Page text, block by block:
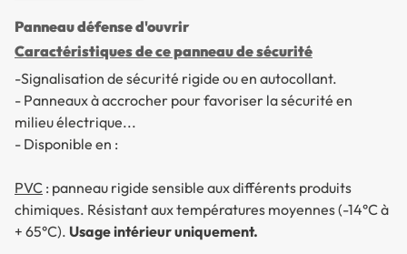
Panneau défense d'ouvrir
Caractéristiques de ce panneau de sécurité
-Signalisation de sécurité rigide ou en autocollant.
- Panneaux à accrocher pour favoriser la sécurité en
milieu électrique...
- Disponible en :
PVC : panneau rigide sensible aux différents produits
chimiques. Résistant aux températures moyennes (-14°C à
+ 65°C). Usage intérieur uniquement.